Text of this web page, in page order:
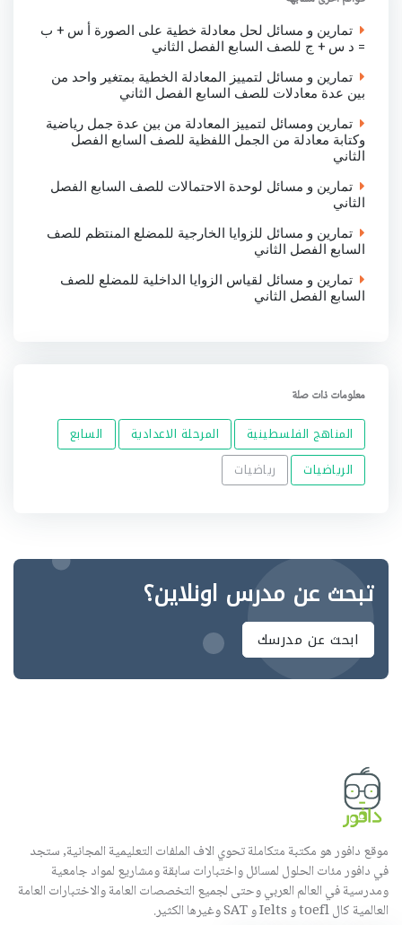
تمارين و مسائل لحل معادلة خطية على الصورة أ س + ب
= د س + ج للصف السابع الفصل الثاني
تمارين و مسائل لتمييز المعادلة الخطية بمتغير واحد من
بين عدة معادلات للصف السابع الفصل الثاني
تمارين ومسائل لتمييز المعادلة من بين عدة جمل رياضية
وكتابة معادلة من الجمل اللفظية للصف السابع الفصل
الثاني
تمارين و مسائل لوحدة الاحتمالات للصف السابع الفصل
الثاني
تمارين و مسائل للزوايا الخارجية للمضلع المنتظم للصف
السابع الفصل الثاني
تمارين و مسائل لقياس الزوايا الداخلية للمضلع للصف
السابع الفصل الثاني
معلومات ذات صلة
المناهج الفلسطينية المرحلة الاعدادية
السابع
الرياضيات
رياضيات
تبحث عن مدرس اونلاين؟
ابحث عن مدرسك
موقع دافور هو مكتبة متكاملة تحوي الاف الملفات التعليمية المجانية, ستجد
في دافور مئات الحلول لمسائل واختبارات سابقة ومشاريع لمواد جامعية
ومدرسية في العالم العربي وحتى لجميع التخصصات العامة والاختبارات العامة
العالمية كال toefl و Ielts و SAT وغيرها الكثير.